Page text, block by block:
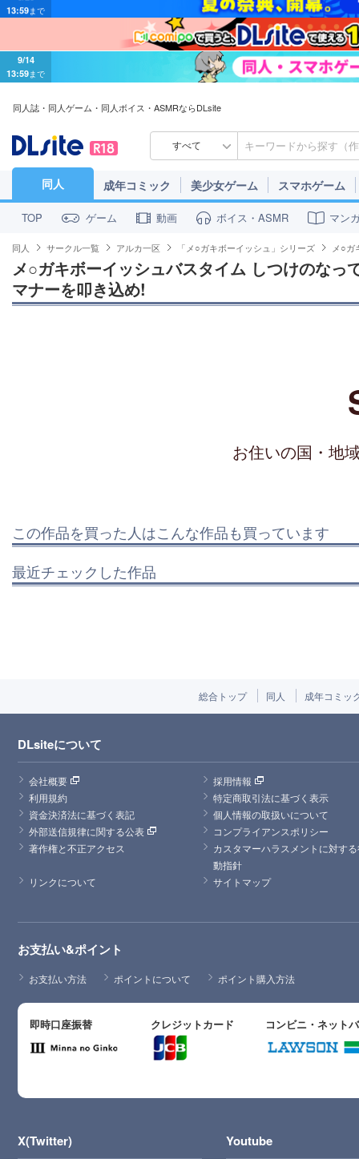
13:59まで
同人誌・同人ゲーム・同人ボイス・ASMRならDLsite
すべて
同人 成年コミック 美少女ゲーム スマホゲーム
TOP ゲーム 動画 ボイス・ASMR マン
同人 サークル一覧 アルカ一区 「メ○ガキボーイッシュ」シリーズ メ○ガ
メ○ガキボーイッシュバスタイム しつけのなっ
マナーを叩き込め!
お住いの国・地
この作品を買った人はこんな作品も買っています
最近チェックした作品
総合トップ 同人 成年コミッ
DLsiteについて
会社概要
採用情報
利用規約
特定商取引法に基づく表示
資金決済法に基づく表記
個人情報の取扱いについて
外部送信規律に関する公表
コンプライアンスポリシー
著作権と不正アクセス
カスタマーハラスメントに対す
動指針
リンクについて
サイトマップ
お支払い&ポイント
お支払い方法 ポイントについて ポイント購入方法
即時口座振替 クレジットカード コンビニ・ネット
X(Twitter) Youtube